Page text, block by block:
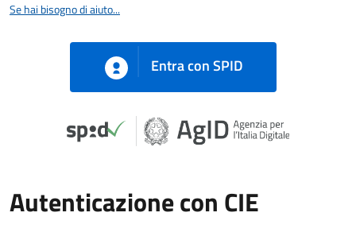
Se hai bisogno di aiuto...
Entra con SPID
Autenticazione con CIE